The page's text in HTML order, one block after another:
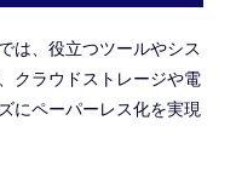
は、役立つツールやシス
クラウドストレージや電
にペーパーレス化を実現